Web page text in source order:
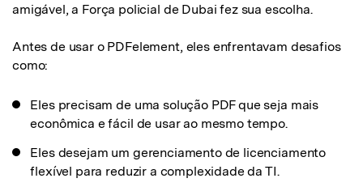
amigável, a Força policial de Dubai fez sua escolha.
Antes de usar o PDFelement, eles enfrentavam desafios
como:
Eles precisam de uma solução PDF que seja mais
econômica e fácil de usar ao mesmo tempo.
Eles desejam um gerenciamento de licenciamento
flexível para reduzir a complexidade da TI.